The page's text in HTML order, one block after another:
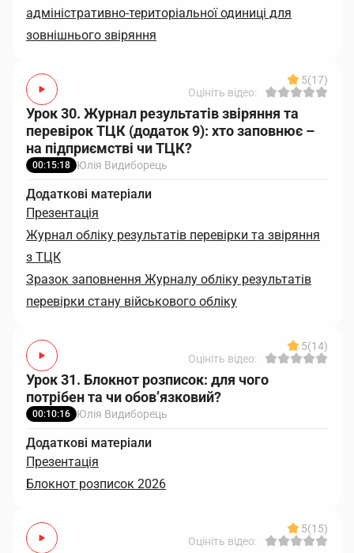
адміністративно-територіальної одиниці для
зовнішнього звіряння
5(17)
Оцініть відео:
Урок 30. Журнал результатів звіряння та
перевірок ТЦК (додаток 9): хто заповнює –
на підприємстві чи ТЦК?
00:15:18 Юлія Видиборець
Додаткові матеріали
Презентація
Журнал обліку результатів перевірки та звіряння
з ТЦК
Зразок заповнення Журналу обліку результатів
перевірки стану військового обліку
5(14)
Оцініть відео:
Урок 31. Блокнот розписок: для чого
потрібен та чи обов’язковий?
00:10:16 Юлія Видиборець
Додаткові матеріали
Презентація
Блокнот розписок 2026
5(15)
Оцініть відео: